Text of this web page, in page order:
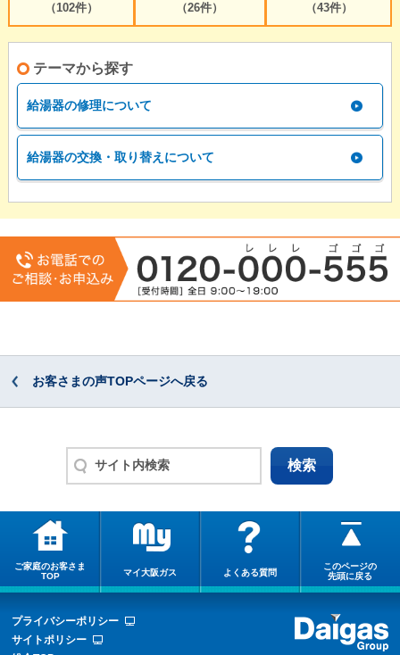
（102件）
（26件）
（43件）
テーマから探す
給湯器の修理について
給湯器の交換・取り替えについて
お客さまの声TOPページへ戻る
ご家庭のお客さま
TOP
マイ大阪ガス よくある質問
このページの
先頭に戻る
プライバシーポリシー
サイトポリシー